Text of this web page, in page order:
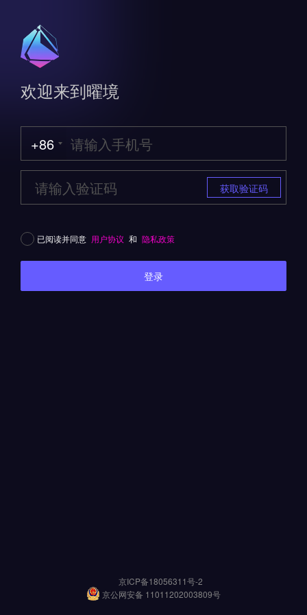
欢迎来到曜境
+86
获取验证码
已阅读并同意 用户协议 和 隐私政策
登录
京ICP备18056311号-2
京公网安备 11011202003809号